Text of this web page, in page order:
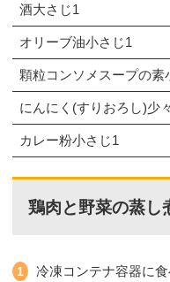
酒大さじ1
オリーブ油小さじ1
顆粒コンソメスープの素
にんにく(すりおろし)少々
カレー粉小さじ1
鶏肉と野菜の蒸し
冷凍コンテナ容器に